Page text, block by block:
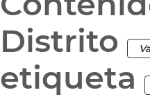
Distrito
etiqueta